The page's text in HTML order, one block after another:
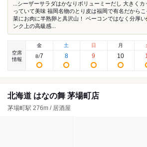
...シーザーサラダはかなりボリューミーだし 大きくカ
っていて美味 福岡名物のとり皮は福岡で有名だから
菜にお肉に半熟卵と具沢山！ ベーコンではなく分厚い
ンク上の高級感...
空席
情報
金
8/7
土
8
日
9
月
10
北海道 はなの舞 茅場町店
茅場町駅 276m / 居酒屋